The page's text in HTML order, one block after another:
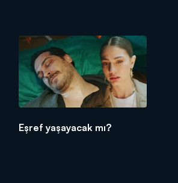
Eşref yaşayacak mı?